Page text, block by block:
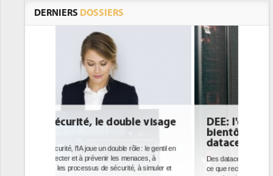
DERNIERS DOSSIERS
DEE: l'efficacité énergétique
bientôt une obligation pour les
datacenters
Des datacenters plus durables et plus efficaces, c'est
ce que recherchent les pouvoirs publics européens